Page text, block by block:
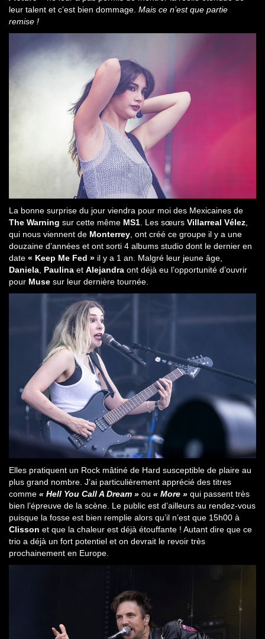
leur talent et c’est bien dommage. Mais ce n’est que partie
remise !
La bonne surprise du jour viendra pour moi des Mexicaines de
The Warning sur cette même MS1 . Les sœurs Villarreal Vélez
qui nous viennent de Monterrey , ont créé ce groupe il y a une
douzaine d’années et ont sorti 4 albums studio dont le dernier en
date « Keep Me Fed » il y a 1 an. Malgré leur jeune âge,
Daniela Paulina et Alejandra ont déjà eu l’opportunité d’ouvrir
pour Muse sur leur dernière tournée.
Elles pratiquent un Rock mâtiné de Hard susceptible de plaire au
plus grand nombre. J’ai particulièrement apprécié des titres
comme « Hell You Call A Dream » ou « More » qui passent très
bien l’épreuve de la scène. Le public est d’ailleurs au rendez-vous
puisque la fosse est bien remplie alors qu’il n’est que 15h00 à
Clisson et que la chaleur est déjà étouffante ! Autant dire que ce
trio a déjà un fort potentiel et on devrait le revoir très
prochainement en Europe.